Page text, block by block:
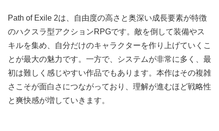
Path of Exile 2は、自由度の高さと奥深い成長要素が特徴
のハクスラ型アクションRPGです。敵を倒して装備やス
キルを集め、自分だけのキャラクターを作り上げていくこ
とが最大の魅力です。一方で、システムが非常に多く、最
初は難しく感じやすい作品でもあります。本作はその複雑
さこそが面白さにつながっており、理解が進むほど戦略性
と爽快感が増していきます。